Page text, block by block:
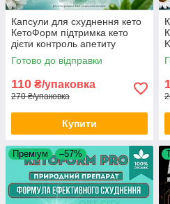
Капсули для схуднення кето
КетоФорм підтримка кето
дієти контроль апетиту
KetoForm прийом щодня opt-
D1141
Готово до відправки
110 ₴/упаковка
270 ₴/упаковка
Купити
Преміум –57%